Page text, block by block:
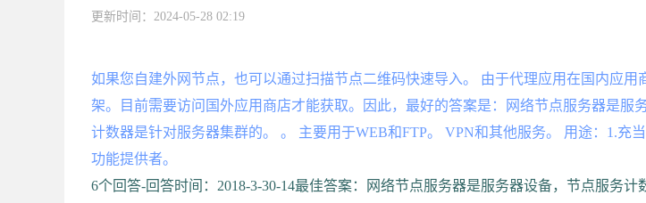
更新时间：2024-05-28 02:19
如果您自建外网节点，也可以通过扫描节点二维码快速导入。 由于代理应用在国内应用
架。目前需要访问国外应用商店才能获取。因此，最好的答案是：网络节点服务器是服
计数器是针对服务器集群的。 。 主要用于WEB和FTP。 VPN和其他服务。 用途：1.充
功能提供者。
6个回答-回答时间：2018-3-30-14最佳答案：网络节点服务器是服务器设备，节点服务计